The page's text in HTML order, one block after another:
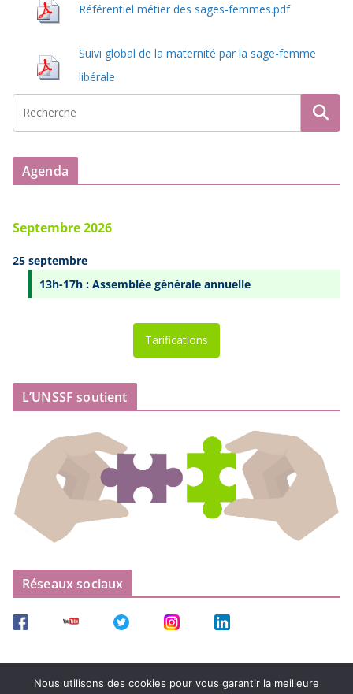
Référentiel métier des sages-femmes.pdf
Suivi global de la maternité par la sage-femme
libérale
Agenda
Septembre 2026
25 septembre
13h-17h : Assemblée générale annuelle
Tarifications
L’UNSSF soutient
Réseaux sociaux
Nous utilisons des cookies pour vous garantir la meilleure